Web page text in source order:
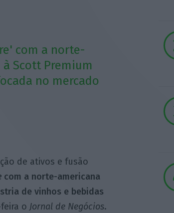
com a norte-
Scott Premium
no mercado
de ativos e fusão
com a norte-americana
de vinhos e bebidas
o Jornal de Negócios.